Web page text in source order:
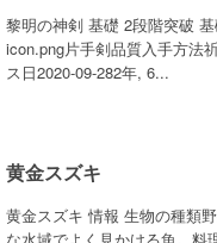
黎明の神剣 基礎 2段階突破
icon.png片手剣品質入手方法
ス日2020-09-282年, 6...
黄金スズキ
黄金スズキ 情報 生物の種類